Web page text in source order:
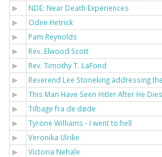
NDE: Near Death Experiences
Oden Hetrick
Pam Reynolds
Rev. Elwood Scott
Rev. Timothy T. LaFond
Reverend Lee Stoneking addressing
This Man Have Seen Hitler After He
Tilbage fra de døde
Tyrone Williams - I went to hell
Veronika Ulrike
Victoria Nehale